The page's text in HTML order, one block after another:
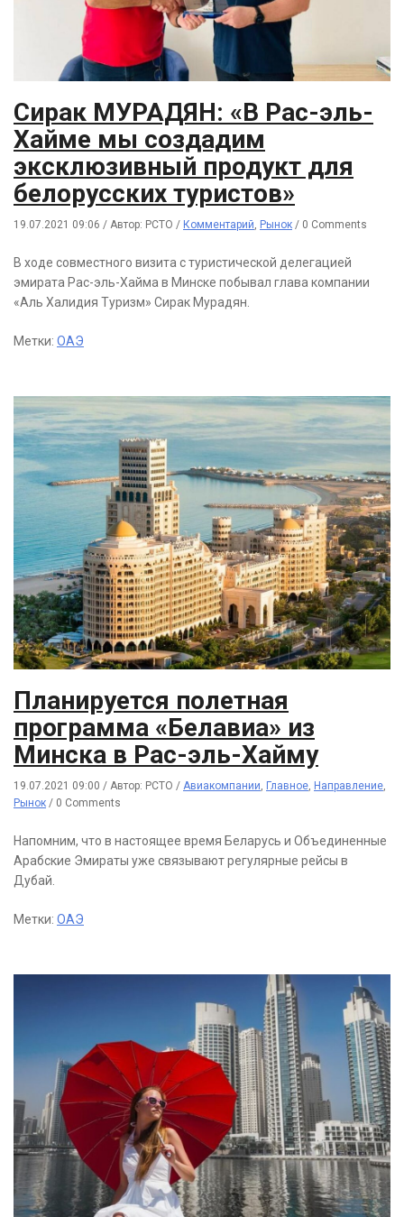
Сирак МУРАДЯН: «В Рас-эль-
Хайме мы создадим
эксклюзивный продукт для
белорусских туристов»
19.07.2021 09:06 / Автор: РСТО / Комментарий, Рынок / 0 Comments
В ходе совместного визита с туристической делегацией
эмирата Рас-эль-Хайма в Минске побывал глава компании
«Аль Халидия Туризм» Сирак Мурадян.
Метки: ОАЭ
Планируется полетная
программа «Белавиа» из
Минска в Рас-эль-Хайму
19.07.2021 09:00 / Автор: РСТО / Авиакомпании Главное Направление
Рынок / 0 Comments
Напомним, что в настоящее время Беларусь и Объединенные
Арабские Эмираты уже связывают регулярные рейсы в
Дубай.
Метки: ОАЭ